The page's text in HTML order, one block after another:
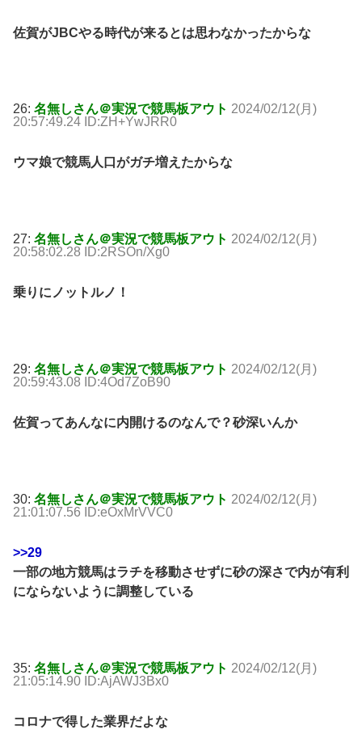
佐賀がJBCやる時代が来るとは思わなかったからな
26: 名無しさん＠実況で競馬板アウト 2024/02/12(月)
20:57:49.24 ID:ZH+YwJRR0
ウマ娘で競馬人口がガチ増えたからな
27: 名無しさん＠実況で競馬板アウト 2024/02/12(月)
20:58:02.28 ID:2RSOn/Xg0
乗りにノットルノ！
29: 名無しさん＠実況で競馬板アウト 2024/02/12(月)
20:59:43.08 ID:4Od7ZoB90
佐賀ってあんなに内開けるのなんで？砂深いんか
30: 名無しさん＠実況で競馬板アウト 2024/02/12(月)
21:01:07.56 ID:eOxMrVVC0
>>29
一部の地方競馬はラチを移動させずに砂の深さで内が有利
にならないように調整している
35: 名無しさん＠実況で競馬板アウト 2024/02/12(月)
21:05:14.90 ID:AjAWJ3Bx0
コロナで得した業界だよな